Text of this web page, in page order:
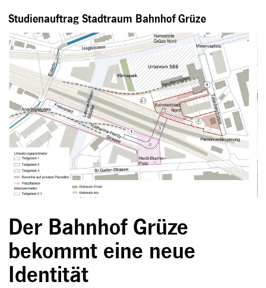
Studienauftrag Stadtraum Bahnhof Grüze
Der Bahnhof Grüze
bekommt eine neue
Identität